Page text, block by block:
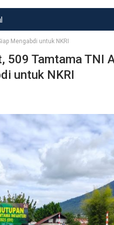
Mengabdi untuk NKRI
509 Tamtama TNI
untuk NKRI